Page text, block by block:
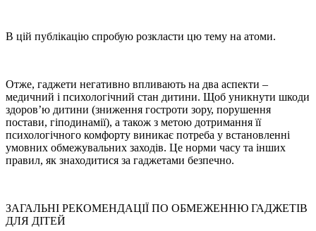
В цій публікацію спробую розкласти цю тему на атоми.
Отже, гаджети негативно впливають на два аспекти –
медичний і психологічний стан дитини. Щоб уникнути шкоди
здоров’ю дитини (зниження гостроти зору, порушення
постави, гіподинамії), а також з метою дотримання її
психологічного комфорту виникає потреба у встановленні
умовних обмежувальних заходів. Це норми часу та інших
правил, як знаходитися за гаджетами безпечно.
ЗАГАЛЬНІ РЕКОМЕНДАЦІЇ ПО ОБМЕЖЕННЮ ГАДЖЕТІВ
ДЛЯ ДІТЕЙ